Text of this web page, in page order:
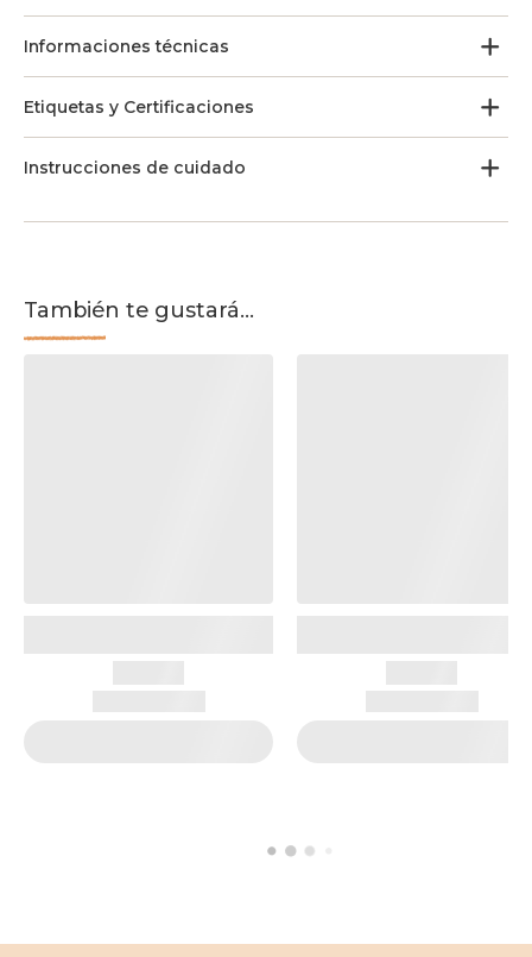
Informaciones técnicas
Etiquetas y Certificaciones
Instrucciones de cuidado
También te gustará...